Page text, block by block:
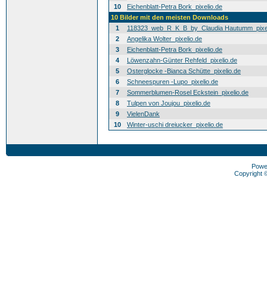
10
Eichenblatt-Petra Bork_pixelio.de
10 Bilder mit den meisten Downloads
1
118323_web_R_K_B_by_Claudia
2
Angelika Wolter_pixelio.de
3
Eichenblatt-Petra Bork_pixelio.de
4
Löwenzahn-Günter Rehfeld_pixelio.de
5
Osterglocke -Bianca Schütte_pixelio.de
6
Schneespuren -Lupo_pixelio.de
7
Sommerblumen-Rosel Eckstein_pixelio.de
8
Tulpen von Joujou_pixelio.de
9
VielenDank
10
Winter-uschi dreiucker_pixelio.de
Copyright